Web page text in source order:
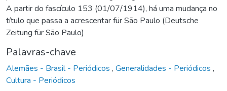
A partir do fascículo 153 (01/07/1914), há uma mudança no
título que passa a acrescentar für São Paulo (Deutsche
Zeitung für São Paulo)
Palavras-chave
Alemães - Brasil - Periódicos , Generalidades - Periódicos ,
Cultura - Periódicos